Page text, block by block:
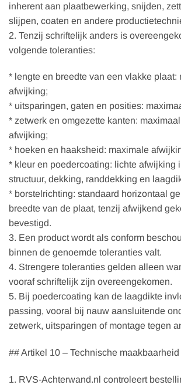
inherent aan plaatbewerking, snijden,
slijpen, coaten en andere
2. Tenzij schriftelijk anders is
volgende toleranties:
* lengte en breedte van een vlakke plaat:
afwijking;
* uitsparingen, gaten en posities:
* zetwerk en omgezette kanten:
afwijking;
* hoeken en haaksheid: maximale
* kleur en poedercoating: lichte afwijking
structuur, dekking, randdekking en
* borstelrichting: standaard horizontaal
breedte van de plaat, tenzij afwijkend
bevestigd.
3. Een product wordt als conform
binnen de genoemde toleranties valt.
4. Strengere toleranties gelden alleen
vooraf schriftelijk zijn overeengekomen.
5. Bij poedercoating kan de laagdikte
passing, vooral bij nauw aansluitende
zetwerk, uitsparingen of montage tegen
## Artikel 10 – Technische maakbaarheid
1. RVS-Achterwand.nl controleert